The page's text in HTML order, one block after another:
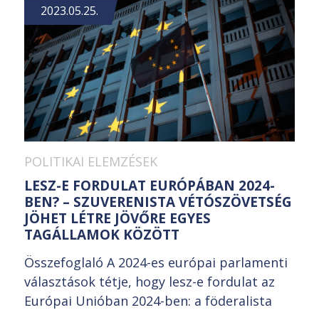
2023.05.25.
POLITIKAI ELEMZÉSEK
LESZ-E FORDULAT EURÓPÁBAN 2024-
BEN? – SZUVERENISTA VÉTÓSZÖVETSÉG
JÖHET LÉTRE JÖVŐRE EGYES
TAGÁLLAMOK KÖZÖTT
Összefoglaló A 2024-es európai parlamenti
választások tétje, hogy lesz-e fordulat az
Európai Unióban 2024-ben: a föderalista